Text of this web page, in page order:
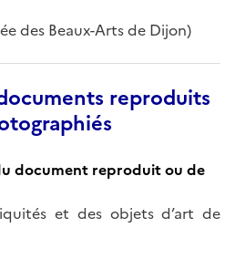
des Beaux-Arts de Dijon)
reproduits
document reproduit ou de
et des objets d’art de